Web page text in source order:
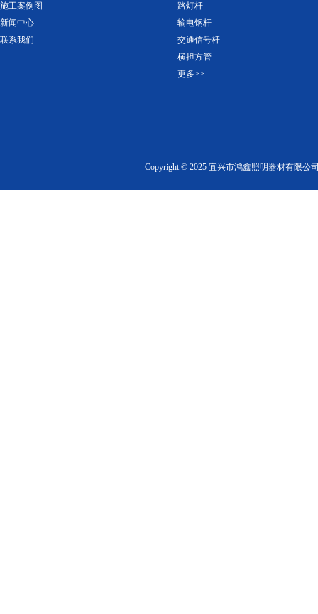
施工案例图
新闻中心
联系我们
路灯杆
输电钢杆
交通信号杆
横担方管
更多>>
Copyright © 2025 宜兴市鸿鑫照明器材有限公